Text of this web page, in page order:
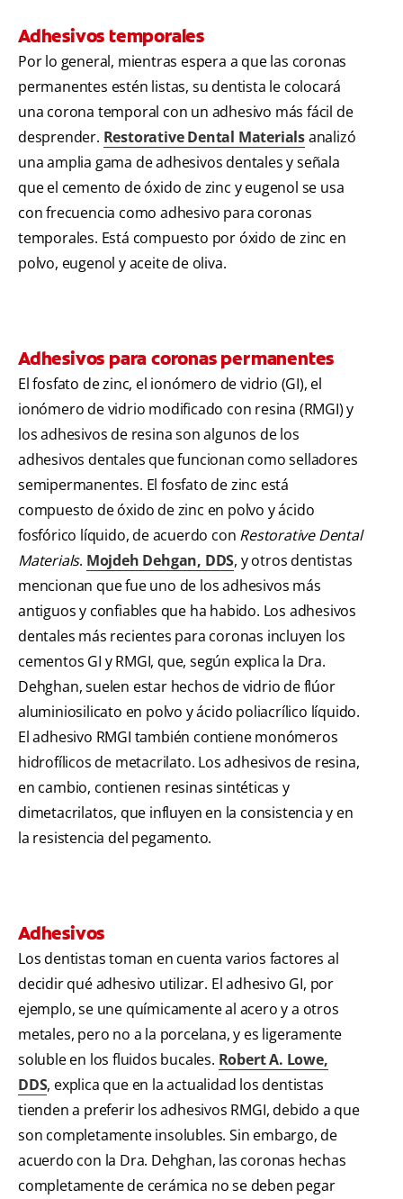
Adhesivos temporales
Por lo general, mientras espera a que las coronas
permanentes estén listas, su dentista le colocará
una corona temporal con un adhesivo más fácil de
desprender. Restorative Dental Materialsanalizó
una amplia gama de adhesivos dentales y señala
que el cemento de óxido de zinc y eugenol se usa
con frecuencia como adhesivo para coronas
temporales. Está compuesto por óxido de zinc en
polvo, eugenol y aceite de oliva.
Adhesivos para coronas permanentes
El fosfato de zinc, el ionómero de vidrio (GI), el
ionómero de vidrio modificado con resina (RMGI) y
los adhesivos de resina son algunos de los
adhesivos dentales que funcionan como selladores
semipermanentes. El fosfato de zinc está
compuesto de óxido de zinc en polvo y ácido
fosfórico líquido, de acuerdo con Restorative Dental
Materials. Mojdeh Dehgan, DDS, y otros dentistas
mencionan que fue uno de los adhesivos más
antiguos y confiables que ha habido. Los adhesivos
dentales más recientes para coronas incluyen los
cementos GI y RMGI, que, según explica la Dra.
Dehghan, suelen estar hechos de vidrio de flúor
aluminiosilicato en polvo y ácido poliacrílico líquido.
El adhesivo RMGI también contiene monómeros
hidrofílicos de metacrilato. Los adhesivos de resina,
en cambio, contienen resinas sintéticas y
dimetacrilatos, que influyen en la consistencia y en
la resistencia del pegamento.
Adhesivos
Los dentistas toman en cuenta varios factores al
decidir qué adhesivo utilizar. El adhesivo GI, por
ejemplo, se une químicamente al acero y a otros
metales, pero no a la porcelana, y es ligeramente
soluble en los fluidos bucales. Robert A. Lowe,
DDS, explica que en la actualidad los dentistas
tienden a preferir los adhesivos RMGI, debido a que
son completamente insolubles. Sin embargo, de
acuerdo con la Dra. Dehghan, las coronas hechas
completamente de cerámica no se deben pegar